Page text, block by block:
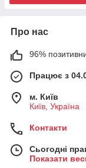
Про нас
96%
Працює з
м. Київ
Київ, Україна
Контакти
Сьогодні
Показати